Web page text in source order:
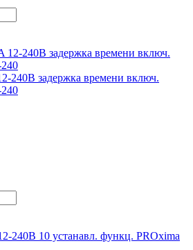
240В задержка времени включ.